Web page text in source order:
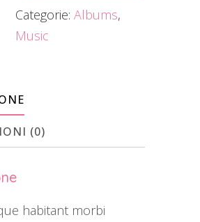
Categorie:Albums,
Music
(0)
habitant morbi